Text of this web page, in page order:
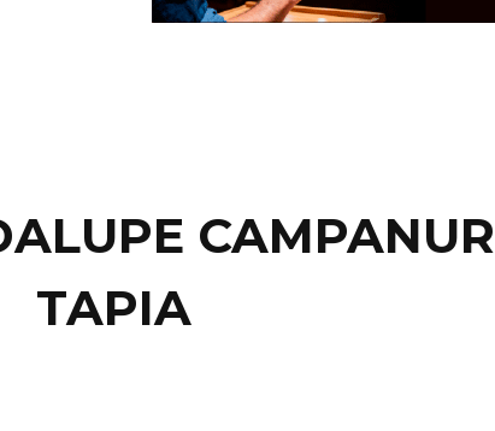
CAMPANUR
TAPIA